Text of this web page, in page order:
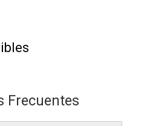
OM 651.950)
Frecuentes